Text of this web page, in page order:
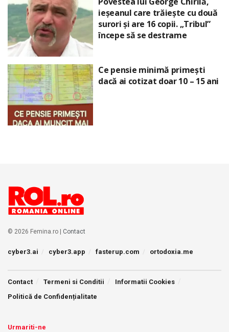
ieșeanul care trăiește cu două
surori și are 16 copii. „Tribul”
începe să se destrame
Ce pensie minimă primești
dacă ai cotizat doar 10 – 15 ani
© 2026 Femina.ro | Contact
cyber3.ai cyber3.app fasterup.com ortodoxia.me
Contact Termeni si Conditii
Informatii Cookies
Politică de Confidențialitate
Urmariti-ne